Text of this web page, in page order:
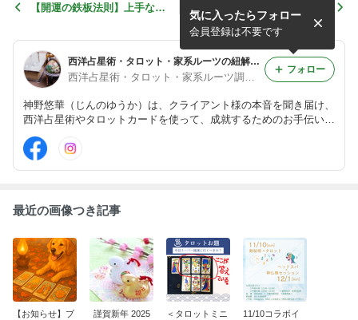
【開運の鉄板法則】上手な人
なった
～創造性の発揮～あなたのク
リエイティブさが世の中を刺
激する！
西洋占星術・タロット・家系ルーツの紐解きによる開運 運命学研究所 神野悠華
神野悠華（じんのゆうか）は、クライアント様の本音を聞き届け、
西洋占星術やタロットカードを使って、成就するためのお手伝いを
しております。 また、現実の世界と目に見えない世界の繋がりを
探求し、そこから得た有益な情報もお伝えします。
気に入ったらフォロー
会員登録は不要です
フォロー
最近の画像つき記事
【お知らせ】ブ
謹賀新年 2025
＜タロットミニ
11/10コラボイ